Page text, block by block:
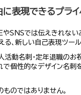
表現できるプライ
SNSでは伝えきれないあ
る、新しい自己表現ツール
活動名刺・定年退職のお
で個性的なデザイン名刺
のではありません。